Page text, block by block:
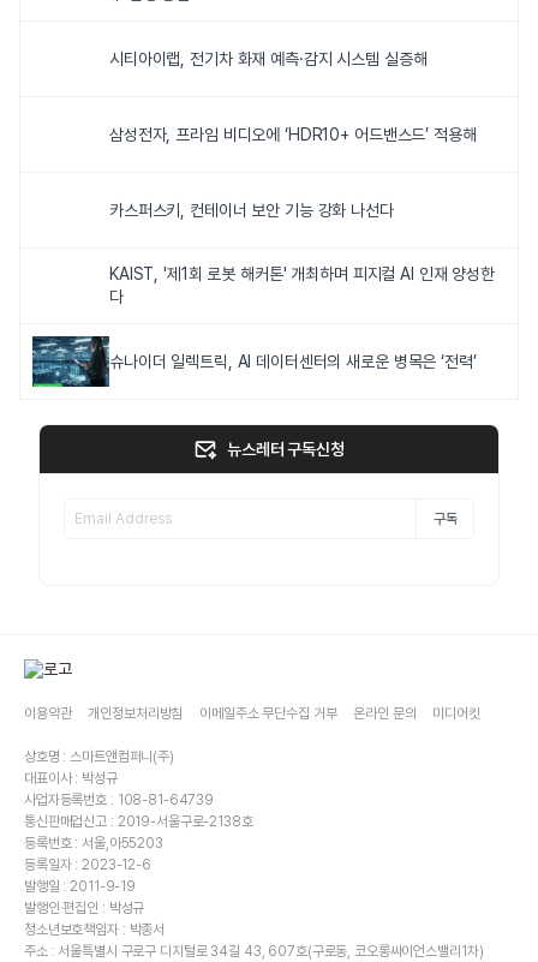
시티아이랩, 전기차 화재 예측·감지 시스템 실증해
삼성전자, 프라임 비디오에 ‘HDR10+ 어드밴스드’ 적용해
카스퍼스키, 컨테이너 보안 기능 강화 나선다
KAIST, '제1회 로봇 해커톤' 개최하며 피지컬 AI 인재 양성한
다
슈나이더 일렉트릭, AI 데이터센터의 새로운 병목은 ‘전력’
뉴스레터 구독신청
구독
이용약관 개인정보처리방침 이메일주소 무단수집 거부 온라인 문의 미디어킷
상호명 : 스마트앤컴퍼니(주)
대표이사 : 박성규
사업자등록번호 : 108-81-64739
통신판매업신고 : 2019-서울구로-2138호
등록번호 : 서울,아55203
등록일자 : 2023-12-6
발행일 : 2011-9-19
발행인·편집인 : 박성규
청소년보호책임자 : 박종서
주소 : 서울특별시 구로구 디지털로 34길 43, 607호(구로동, 코오롱싸이언스밸리1차)